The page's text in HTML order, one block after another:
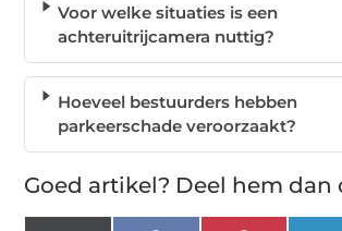
Voor welke situaties is een
achteruitrijcamera nuttig?
Hoeveel bestuurders hebben
parkeerschade veroorzaakt?
Goed artikel? Deel hem dan